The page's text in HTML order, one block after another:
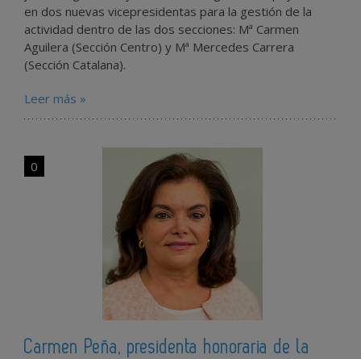
en dos nuevas vicepresidentas para la gestión de la
actividad dentro de las dos secciones: Mª Carmen
Aguilera (Sección Centro) y Mª Mercedes Carrera
(Sección Catalana).
Leer más »
0
Carmen Peña, presidenta honoraria de la